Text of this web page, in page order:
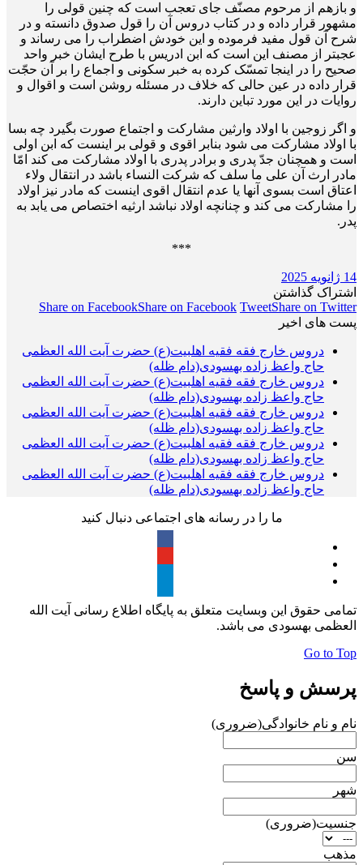
و بازهم از مرحوم مصنّف جای تعجب است که چنین قولی را
مشهور قرار داده و در کتاب دروس آن را قول صدوق دانسته و در
شرح آن قول مفید فرموده و این خودش اضطراب را می رساند و
عجب­تر از مصنف این است که ابن ادریس با طرح ایشان خبر واحد
صحیح را در اینجا تمسّک کرده به خبر سکونی و اجماع را بر آن حجّت
قرار داده در عین حالی که خلاف در مسئله روشن است و اقوال و
روایات در این مورد تباین دارند.
و اگر زوجین با اولاد وارثین مشارکت و اجتماع صورت بگیرد چه بسا
با اولاد مشارکت می شود بنابر اقوی و قولی بر اینست که ابن اولی
است و همچنان جدّ پدری و برادر پدری با اولاد مشارکت می کند امّا
مادر ارث آن علی ما سلف که شرکت النساء باشد در انتقال ولاء
اعتاق است بسوی آنها یا عدم انتقال اقوی اینست که مادر نیز اولاد
را مشارکت می کند و چنانچه اولاد نباشد ارثیه اختصاص می یابد به
پدر.
***
14 ژانویه 2025
اشتراک گذاشتن
Share on FacebookShare on Facebook TweetShare on Twitter
پست های اخیر
دروس خارج فقه فقیه اهلبیت(ع) حضرت آیت الله العظمی
حاج واعظ زاده بهسودی(دام ظله)
دروس خارج فقه فقیه اهلبیت(ع) حضرت آیت الله العظمی
حاج واعظ زاده بهسودی(دام ظله)
دروس خارج فقه فقیه اهلبیت(ع) حضرت آیت الله العظمی
حاج واعظ زاده بهسودی(دام ظله)
دروس خارج فقه فقیه اهلبیت(ع) حضرت آیت الله العظمی
حاج واعظ زاده بهسودی(دام ظله)
دروس خارج فقه فقیه اهلبیت(ع) حضرت آیت الله العظمی
حاج واعظ زاده بهسودی(دام ظله)
ما را در رسانه های اجتماعی دنبال کنید
تمامی حقوق این وبسایت متعلق به پایگاه اطلاع رسانی آیت الله
العظمی بهسودی می باشد.
Go to Top
پرسش و پاسخ
نام و نام خانوادگی(ضروری)
سن
شهر
جنسیت(ضروری)
مذهب